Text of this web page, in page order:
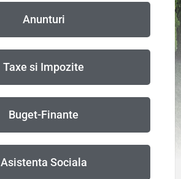
Anunturi
Taxe si Impozite
Buget-Finante
Asistenta Sociala